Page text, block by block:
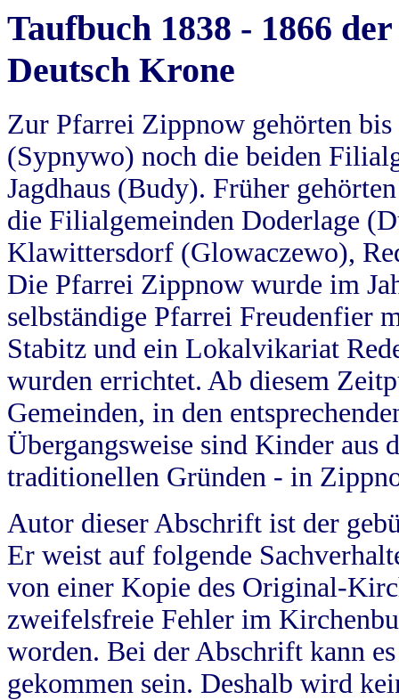
Taufbuch 1838 - 1866
Deutsch Krone
Zur Pfarrei Zippnow gehörten
(Sypnywo) noch die beiden
Jagdhaus (Budy). Früher
die Filialgemeinden Doderlage
Klawittersdorf (Glowaczewo),
Die Pfarrei Zippnow wurde im
selbständige Pfarrei Freudenfier
Stabitz und ein Lokalvikariat
wurden errichtet. Ab diesem
Gemeinden, in den
Übergangsweise sind Kinder aus
traditionellen Gründen - in
Autor dieser Abschrift ist der
Er weist auf folgende
von einer Kopie des Original-
zweifelsfreie Fehler im
worden. Bei der Abschrift kann
gekommen sein. Deshalb wird